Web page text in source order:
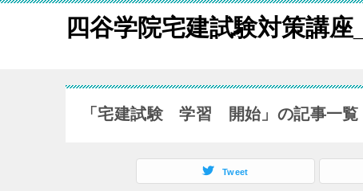
四谷学院宅建試験対策講
「宅建試験 学習 開始」の記事一覧
Tweet